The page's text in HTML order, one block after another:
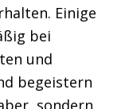
Einige
bei
und
begeistern
sondern